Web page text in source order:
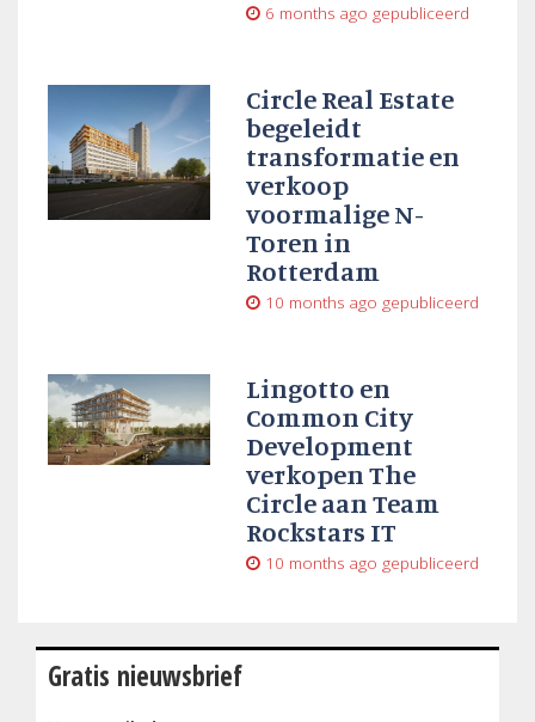
6 months ago gepubliceerd
Circle Real Estate
begeleidt
transformatie en
verkoop
voormalige N-
Toren in
Rotterdam
10 months ago gepubliceerd
Lingotto en
Common City
Development
verkopen The
Circle aan Team
Rockstars IT
10 months ago gepubliceerd
Gratis nieuwsbrief